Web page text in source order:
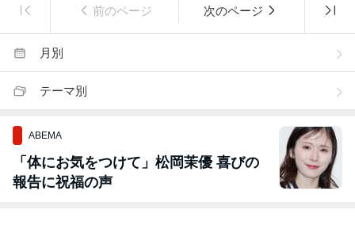
前のページ 次のページ
月別
テーマ別
ABEMA
「体にお気をつけて」松岡茉優 喜びの
報告に祝福の声